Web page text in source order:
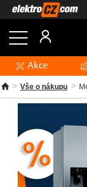
Akce
Vše o nákupu